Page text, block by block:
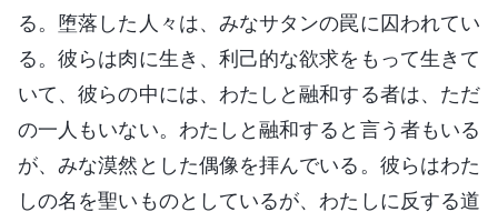
る。堕落した人々は、みなサタンの罠に囚われてい
る。彼らは肉に生き、利己的な欲求をもって生きて
いて、彼らの中には、わたしと融和する者は、ただ
の一人もいない。わたしと融和すると言う者もいる
が、みな漠然とした偶像を拝んでいる。彼らはわた
しの名を聖いものとしているが、わたしに反する道